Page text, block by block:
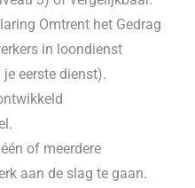
Omtrent het Gedrag
in loondienst
eerste dienst).
of meerdere
aan de slag te gaan.